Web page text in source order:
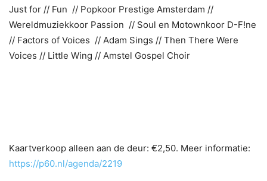
Just for // Fun // Popkoor Prestige Amsterdam //
Wereldmuziekkoor Passion // Soul en Motownkoor D-F!ne
// Factors of Voices // Adam Sings // Then There Were
Voices // Little Wing // Amstel Gospel Choir
Kaartverkoop alleen aan de deur: €2,50. Meer informatie:
https://p60.nl/agenda/2219